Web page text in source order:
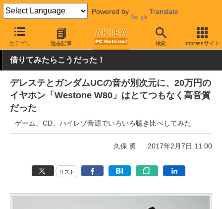
Powered by Translate
カテゴリ 過去記事 検索 Impressサイト
AKIBA PC Hotline! その他
借りてみたらこうだった！
デレステとガンダムUCの音が別次元に、20万円の
イヤホン「Westone W80」はとてつもなく高音質
だった
ゲーム、CD、ハイレゾ音源でいろいろ聴き比べしてみた
久保 勇 2017年2月7日 11:00
リスト